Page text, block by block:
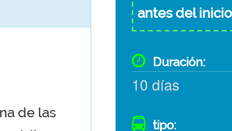
de las
antes del
Duración:
10 días
tipo: